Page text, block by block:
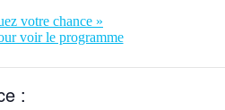
votre chance »
voir le programme
: